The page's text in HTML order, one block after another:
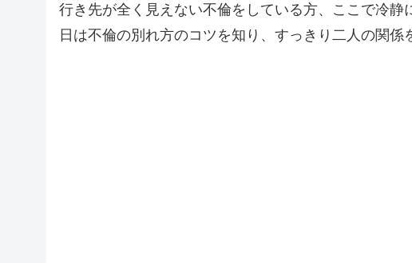
行き先が全く見えない不倫をしている方、ここで冷
日は不倫の別れ方のコツを知り、すっきり二人の関係